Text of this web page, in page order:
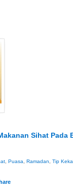
Sihat Pada
Puasa Ramadan
Tip